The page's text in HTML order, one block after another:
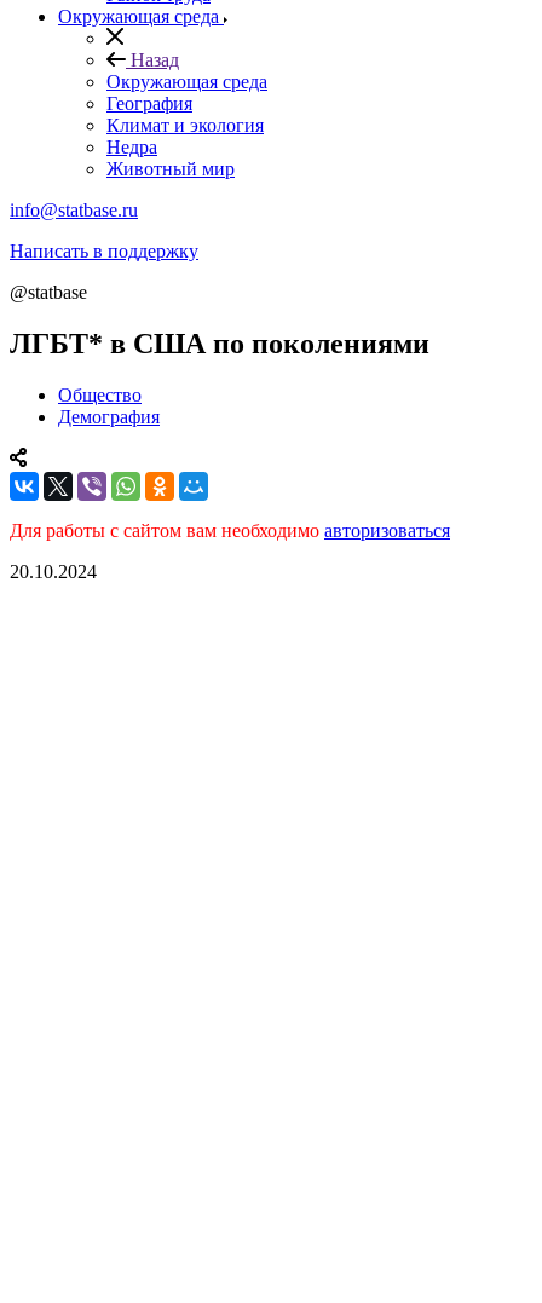
Окружающая среда
Назад
Окружающая среда
География
Климат и экология
Недра
Животный мир
info@statbase.ru
Написать в поддержку
@statbase
ЛГБТ* в США по поколениями
Общество
Демография
Для работы с сайтом вам необходимо авторизоваться
20.10.2024